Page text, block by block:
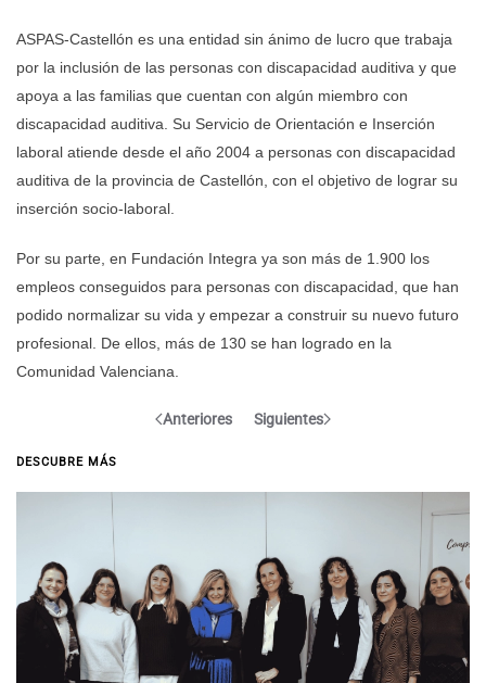
ASPAS-Castellón es una entidad sin ánimo de lucro que trabaja
por la inclusión de las personas con discapacidad auditiva y que
apoya a las familias que cuentan con algún miembro con
discapacidad auditiva. Su Servicio de Orientación e Inserción
laboral atiende desde el año 2004 a personas con discapacidad
auditiva de la provincia de Castellón, con el objetivo de lograr su
inserción socio-laboral.
Por su parte, en Fundación Integra ya son más de 1.900 los
empleos conseguidos para personas con discapacidad, que han
podido normalizar su vida y empezar a construir su nuevo futuro
profesional. De ellos, más de 130 se han logrado en la
Comunidad Valenciana.
Anteriores Siguientes
DESCUBRE MÁS